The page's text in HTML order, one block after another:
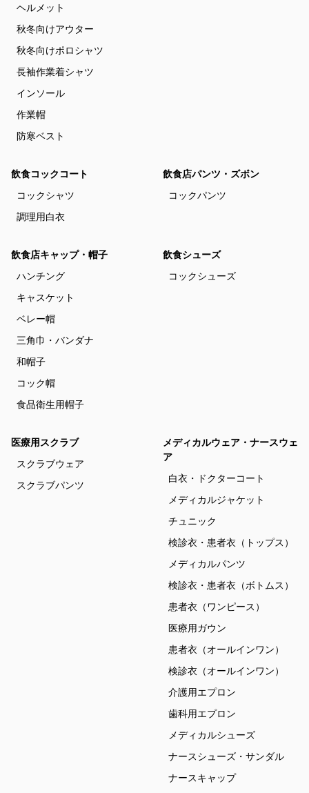
ヘルメット
秋冬向けアウター
秋冬向けポロシャツ
長袖作業着シャツ
インソール
作業帽
防寒ベスト
飲食コックコート
コックシャツ
調理用白衣
飲食店パンツ・ズボン
コックパンツ
飲食店キャップ・帽子
ハンチング
キャスケット
ベレー帽
三角巾・バンダナ
和帽子
コック帽
食品衛生用帽子
飲食シューズ
コックシューズ
医療用スクラブ
スクラブウェア
スクラブパンツ
メディカルウェア・ナースウェ
ア
白衣・ドクターコート
メディカルジャケット
チュニック
検診衣・患者衣（トップス）
メディカルパンツ
検診衣・患者衣（ボトムス）
患者衣（ワンピース）
医療用ガウン
患者衣（オールインワン）
検診衣（オールインワン）
介護用エプロン
歯科用エプロン
メディカルシューズ
ナースシューズ・サンダル
ナースキャップ